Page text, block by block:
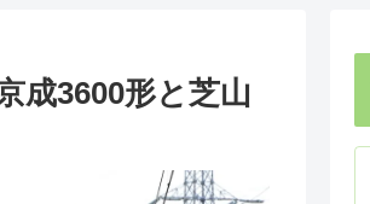
成3600形と芝山